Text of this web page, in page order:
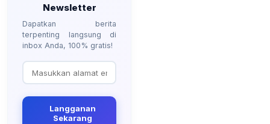
Newsletter
Dapatkan berita
terpenting langsung di
inbox Anda, 100% gratis!
Langganan
Sekarang